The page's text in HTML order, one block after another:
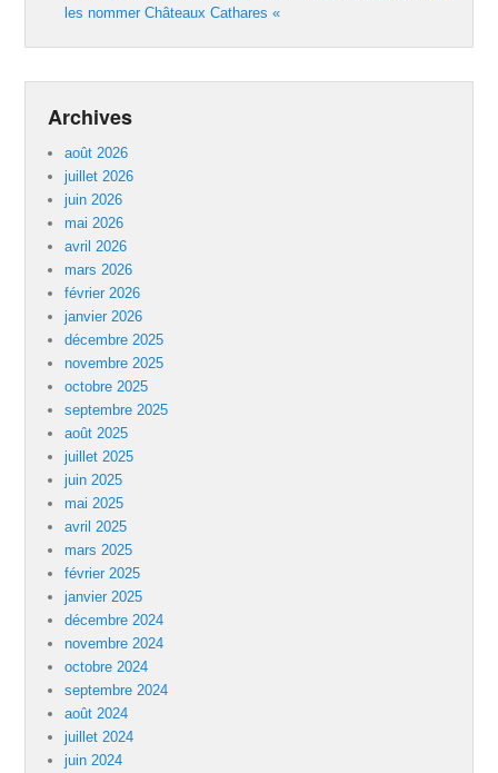
les nommer Châteaux Cathares «
Archives
août 2026
juillet 2026
juin 2026
mai 2026
avril 2026
mars 2026
février 2026
janvier 2026
décembre 2025
novembre 2025
octobre 2025
septembre 2025
août 2025
juillet 2025
juin 2025
mai 2025
avril 2025
mars 2025
février 2025
janvier 2025
décembre 2024
novembre 2024
octobre 2024
septembre 2024
août 2024
juillet 2024
juin 2024